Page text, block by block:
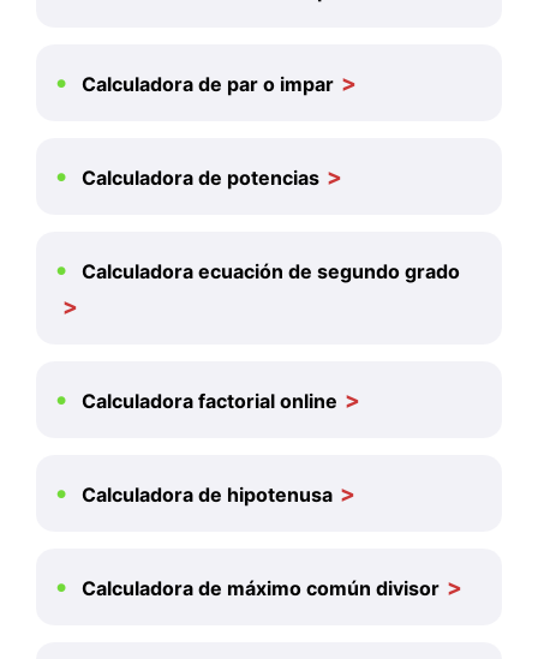
Calculadora de par o impar
Calculadora de potencias
Calculadora ecuación de segundo grado
Calculadora factorial online
Calculadora de hipotenusa
Calculadora de máximo común divisor